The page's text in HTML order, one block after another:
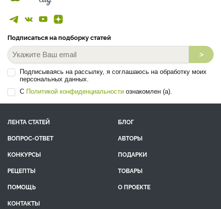
Подписаться на подборку статей
>
Подписываясь на рассылку, я соглашаюсь на обработку моих
персональных данных.
С Политикой конфиденциальности ознакомлен (а).
ЛЕНТА СТАТЕЙ
БЛОГ
ВОПРОС-ОТВЕТ
АВТОРЫ
КОНКУРСЫ
ПОДАРКИ
РЕЦЕПТЫ
ТОВАРЫ
ПОМОЩЬ
О ПРОЕКТЕ
КОНТАКТЫ